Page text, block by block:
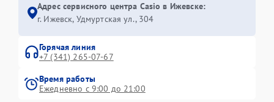
Адрес сервисного центра Casio в Ижевске:
г. Ижевск, Удмуртская ул., 304
Горячая линия
+7 (341) 265-07-67
Время работы
Ежедневно с 9:00 до 21:00